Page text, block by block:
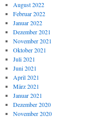
August 2022
Februar 2022
Januar 2022
Dezember 2021
November 2021
Oktober 2021
Juli 2021
Juni 2021
April 2021
März 2021
Januar 2021
Dezember 2020
November 2020